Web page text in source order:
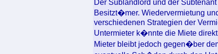
Der Sublandlord und der
Besitzt�mer. Wiedervermietung
verschiedenen Strategien der
Untermieter k�nnte die Miete
Mieter bleibt jedoch gegen�ber